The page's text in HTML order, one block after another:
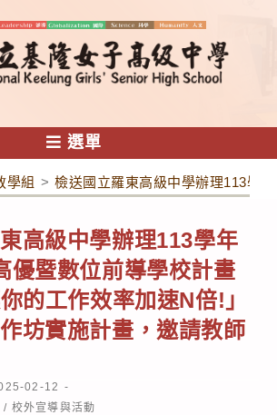
選單
學組 > 檢送國立羅東高級中學辦理113學
高級中學辦理113學年
優暨數位前導學校計畫
的工作效率加速N倍!」
坊實施計畫，邀請教師
02-12
/ 校外宣導與活動